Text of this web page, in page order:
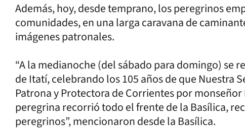
Además, hoy, desde temprano, los peregrinos
comunidades, en una larga caravana de
imágenes patronales.
“A la medianoche (del sábado para domingo) se
de Itatí, celebrando los 105 años de que Nuestra
Patrona y Protectora de Corrientes por
peregrina recorrió todo el frente de la Basílica,
peregrinos”, mencionaron desde la Basílica.